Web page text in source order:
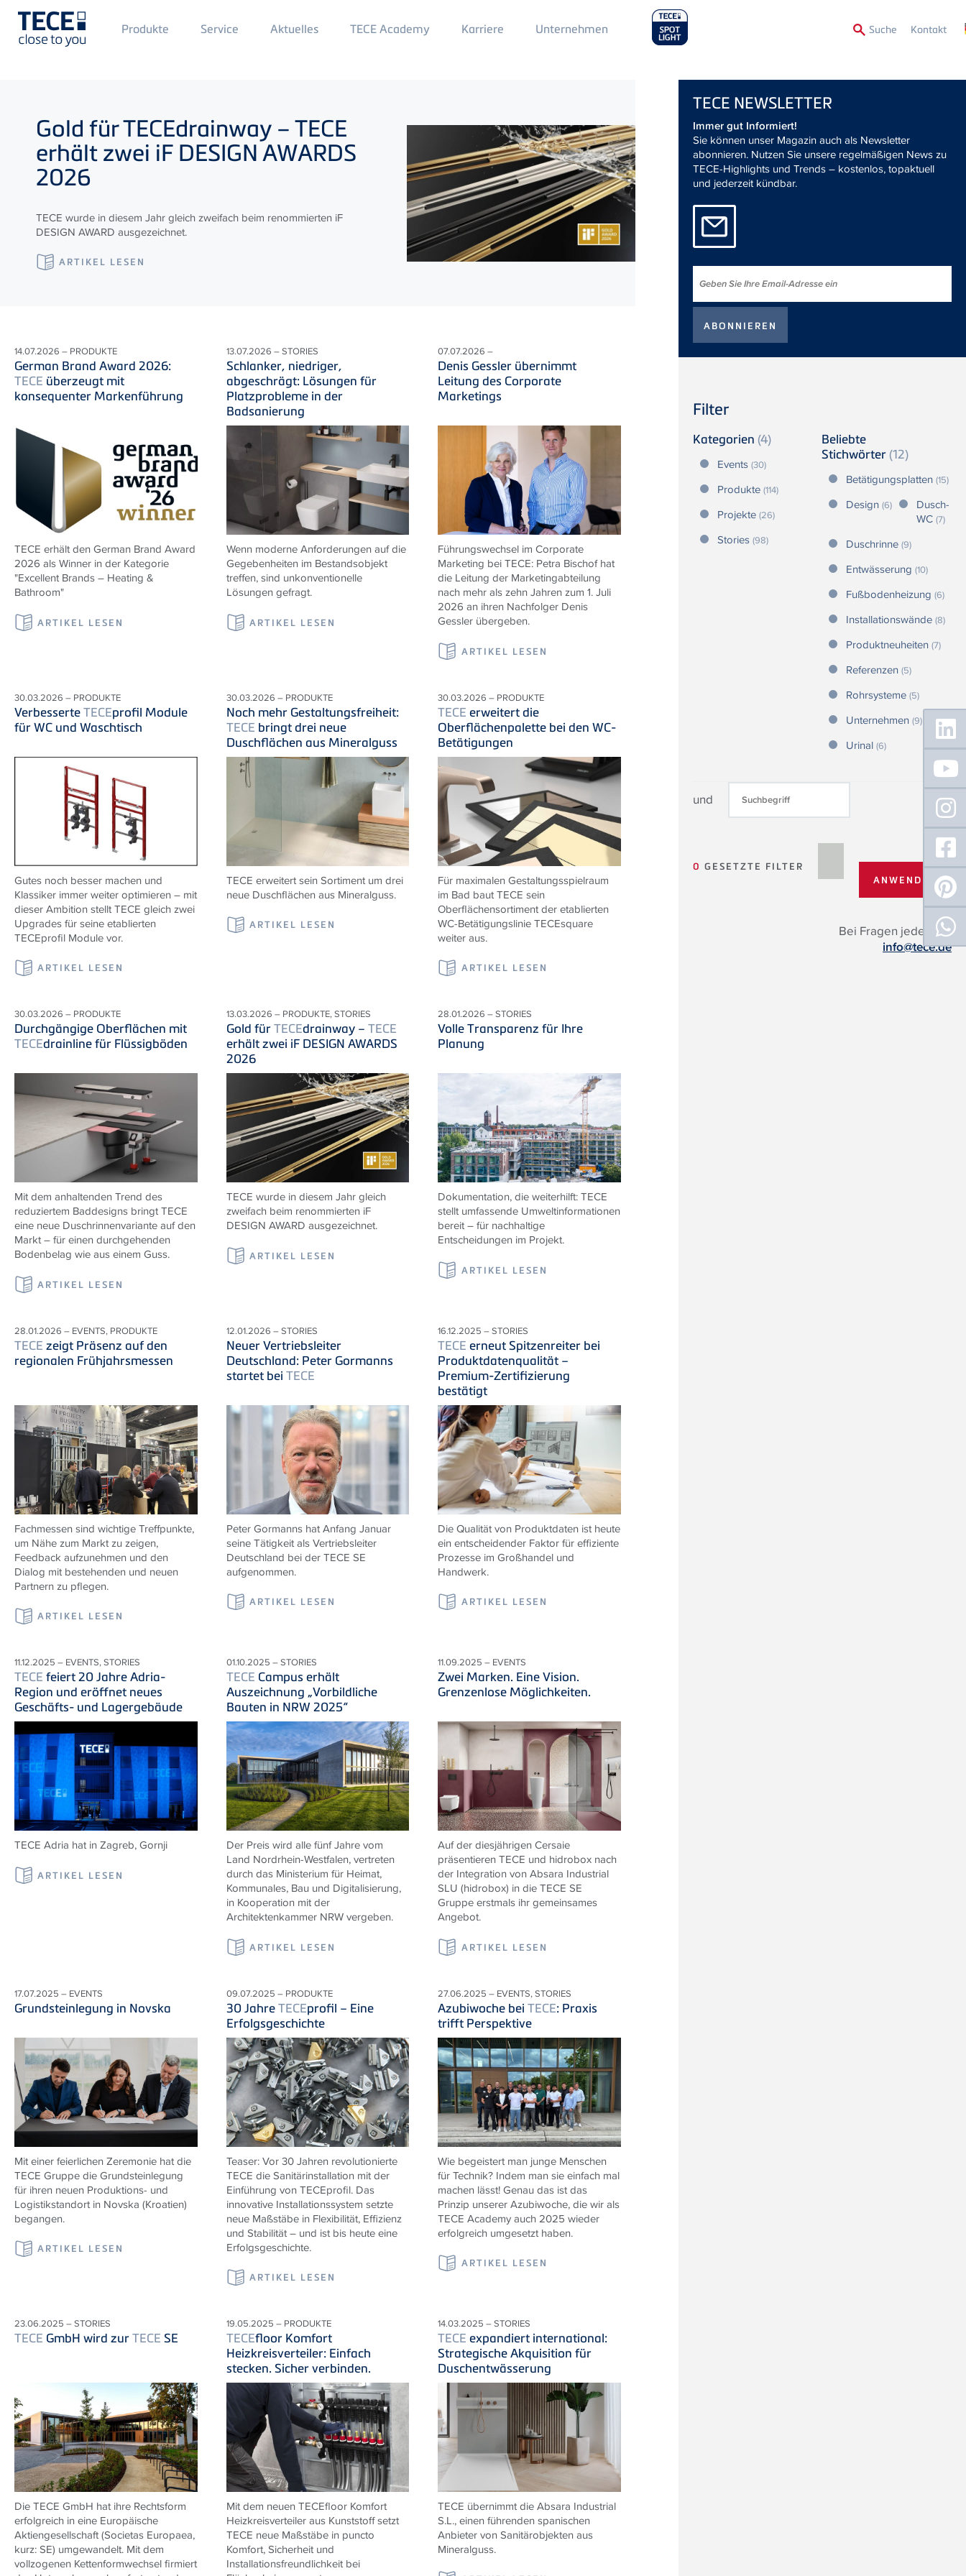
Main
Menü
Produkte Service Aktuelles TECE Academy Main
Menu
Karriere Unternehmen Suche Kontakt
TECE NEWSLETTER
Immer gut Informiert!
Sie können unser Magazin auch als Newsletter
abonnieren. Nutzen Sie unsere regelmäßigen News zu
TECE-Highlights und Trends – kostenlos, topaktuell
und jederzeit kündbar.
Filter
Kategorien (4)
Events (30)
Produkte (114)
Projekte (26)
Stories (98)
Beliebte
Stichwörter (12)
Betätigungsplatten (15)
Design (6)
Dusch-
WC (7)
Duschrinne (9)
Entwässerung (10)
Fußbodenheizung (6)
Installationswände (8)
Produktneuheiten (7)
Referenzen (5)
Rohrsysteme (5)
Unternehmen (9)
Urinal (6)
und
0 GESETZTE FILTER
Bei Fragen jederzeit:
info@tece.de
Gold fürTECEdrainway –TECE
erhält zwei iF DESIGN AWARDS
2026
TECE wurde in diesem Jahr gleich zweifach beim renommierten iF
DESIGN AWARD ausgezeichnet.
ARTIKEL LESEN
14.07.2026 – PRODUKTE
German Brand Award 2026:
TECE überzeugt mit
konsequenter Markenführung
TECE erhält den German Brand Award
2026 als Winner in der Kategorie
"Excellent Brands – Heating &
Bathroom"
ARTIKEL LESEN
13.07.2026 – STORIES
Schlanker, niedriger,
abgeschrägt: Lösungen für
Platzprobleme in der
Badsanierung
Wenn moderne Anforderungen auf die
Gegebenheiten im Bestandsobjekt
treffen, sind unkonventionelle
Lösungen gefragt.
ARTIKEL LESEN
07.07.2026 –
Denis Gessler übernimmt
Leitung des Corporate
Marketings
Führungswechsel im Corporate
Marketing beiTECE: Petra Bischof hat
die Leitung der Marketingabteilung
nach mehr als zehn Jahren zum 1. Juli
2026 an ihren Nachfolger Denis
Gessler übergeben.
ARTIKEL LESEN
30.03.2026 – PRODUKTE
VerbesserteTECEprofil Module
für WC und Waschtisch
Gutes noch besser machen und
Klassiker immer weiter optimieren – mit
dieser Ambition stellt TECE gleich zwei
Upgrades für seine etablierten
TECEprofil Module vor.
ARTIKEL LESEN
30.03.2026 – PRODUKTE
Noch mehr Gestaltungsfreiheit:
TECE bringt drei neue
Duschflächen aus Mineralguss
TECE erweitert sein Sortiment um drei
neue Duschflächen aus Mineralguss.
ARTIKEL LESEN
30.03.2026 – PRODUKTE
TECE erweitert die
Oberflächenpalette bei den WC-
Betätigungen
Für maximalen Gestaltungsspielraum
im Bad baut TECE sein
Oberflächensortiment der etablierten
WC-Betätigungslinie TECEsquare
weiter aus.
ARTIKEL LESEN
30.03.2026 – PRODUKTE
Durchgängige Oberflächen mit
TECEdrainline für Flüssigböden
Mit dem anhaltenden Trend des
reduziertem Baddesigns bringt TECE
eine neue Duschrinnenvariante auf den
Markt – für einen durchgehenden
Bodenbelag wie aus einem Guss.
ARTIKEL LESEN
13.03.2026 – PRODUKTE, STORIES
Gold fürTECEdrainway – TECE
erhält zwei iF DESIGN AWARDS
2026
TECE wurde in diesem Jahr gleich
zweifach beim renommierten iF
DESIGN AWARD ausgezeichnet.
ARTIKEL LESEN
28.01.2026 – STORIES
Volle Transparenz für Ihre
Planung
Dokumentation, die weiterhilft:TECE
stellt umfassende Umweltinformationen
bereit – für nachhaltige
Entscheidungen im Projekt.
ARTIKEL LESEN
28.01.2026 – EVENTS, PRODUKTE
TECE zeigt Präsenz auf den
regionalen Frühjahrsmessen
Fachmessen sind wichtige Treffpunkte,
um Nähe zum Markt zu zeigen,
Feedback aufzunehmen und den
Dialog mit bestehenden und neuen
Partnern zu pflegen.
ARTIKEL LESEN
12.01.2026 – STORIES
Neuer Vertriebsleiter
Deutschland: Peter Gormanns
startet bei TECE
Peter Gormanns hat Anfang Januar
seine Tätigkeit als Vertriebsleiter
Deutschland bei derTECE SE
aufgenommen.
ARTIKEL LESEN
16.12.2025 – STORIES
TECE erneut Spitzenreiter bei
Produktdatenqualität –
Premium-Zertifizierung
bestätigt
Die Qualität von Produktdaten ist heute
ein entscheidender Faktor für effiziente
Prozesse im Großhandel und
Handwerk.
ARTIKEL LESEN
11.12.2025 – EVENTS, STORIES
TECE feiert 20 Jahre Adria-
Region und eröffnet neues
Geschäfts- und Lagergebäude
TECE Adria hat in Zagreb,Gornji
ARTIKEL LESEN
01.10.2025 – STORIES
TECE Campus erhält
Auszeichnung „Vorbildliche
Bauten in NRW 2025“
Der Preis wird alle fünf Jahre vom
Land Nordrhein-Westfalen, vertreten
durch das Ministerium für Heimat,
Kommunales, Bau und Digitalisierung,
in Kooperation mit der
Architektenkammer NRW vergeben.
ARTIKEL LESEN
11.09.2025 – EVENTS
Zwei Marken. Eine Vision.
Grenzenlose Möglichkeiten.
Auf der diesjährigen Cersaie
präsentieren TECE und hidrobox nach
der Integration von Absara Industrial
SLU (hidrobox) in die TECE SE
Gruppe erstmals ihr gemeinsames
Angebot.
ARTIKEL LESEN
17.07.2025 – EVENTS
Grundsteinlegung in Novska
Mit einer feierlichen Zeremonie hat die
TECE Gruppe die Grundsteinlegung
für ihren neuen Produktions- und
Logistikstandort in Novska (Kroatien)
begangen.
ARTIKEL LESEN
09.07.2025 – PRODUKTE
30 JahreTECEprofil – Eine
Erfolgsgeschichte
Teaser: Vor 30 Jahren revolutionierte
TECE die Sanitärinstallation mit der
Einführung vonTECEprofil. Das
innovative Installationssystem setzte
neue Maßstäbe in Flexibilität, Effizienz
und Stabilität – und ist bis heute eine
Erfolgsgeschichte.
ARTIKEL LESEN
27.06.2025 – EVENTS, STORIES
Azubiwoche beiTECE: Praxis
trifft Perspektive
Wie begeistert man junge Menschen
für Technik? Indem man sie einfach mal
machen lässt! Genau das ist das
Prinzip unserer Azubiwoche, die wir als
TECE Academy auch 2025 wieder
erfolgreich umgesetzt haben.
ARTIKEL LESEN
23.06.2025 – STORIES
TECE GmbH wird zurTECE SE
DieTECE GmbH hat ihre Rechtsform
erfolgreich in eine Europäische
Aktiengesellschaft (Societas Europaea,
kurz: SE) umgewandelt. Mit dem
vollzogenen Kettenformwechsel firmiert
19.05.2025 – PRODUKTE
TECEfloor Komfort
Heizkreisverteiler: Einfach
stecken. Sicher verbinden.
Mit dem neuenTECEfloor Komfort
Heizkreisverteiler aus Kunststoff setzt
TECE neue Maßstäbe in puncto
Komfort, Sicherheit und
Installationsfreundlichkeit bei
14.03.2025 – STORIES
TECE expandiert international:
Strategische Akquisition für
Duschentwässerung
TECE übernimmt dieAbsara Industrial
S.L., einen führenden spanischen
Anbieter von Sanitärobjekten aus
Mineralguss.
Floating
Sidebar